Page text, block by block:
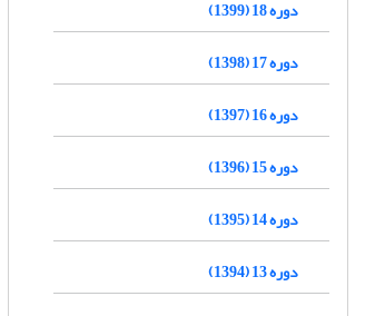
دوره 18 (1399)
دوره 17 (1398)
دوره 16 (1397)
دوره 15 (1396)
دوره 14 (1395)
دوره 13 (1394)